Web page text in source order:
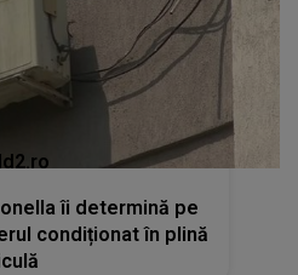
îi determină pe
condiționat în plină